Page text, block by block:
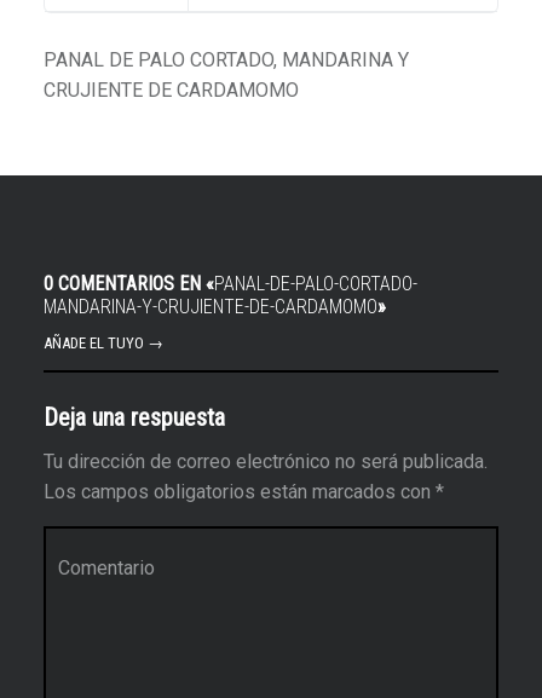
PANAL DE PALO CORTADO, MANDARINA Y
CRUJIENTE DE CARDAMOMO
0 COMENTARIOS EN «PANAL-DE-PALO-CORTADO-
MANDARINA-Y-CRUJIENTE-DE-CARDAMOMO»
AÑADE EL TUYO →
Deja una respuesta
Tu dirección de correo electrónico no será publicada.
Los campos obligatorios están marcados con *